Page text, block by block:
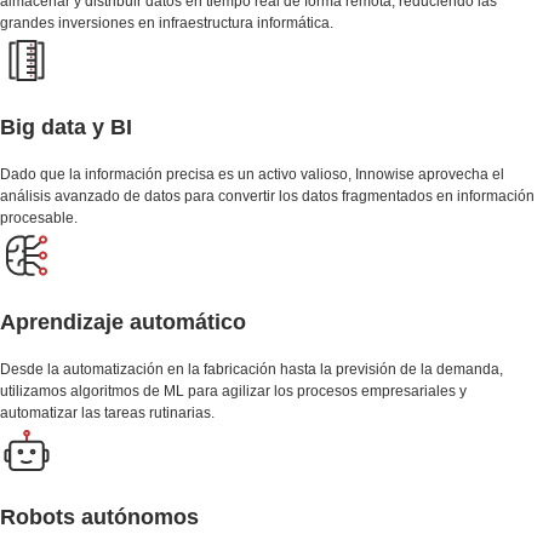
grandes inversiones en infraestructura informática.
Big data y BI
Dado que la información precisa es un activo valioso, Innowise aprovecha el
análisis avanzado de datos para convertir los datos fragmentados en información
procesable.
Aprendizaje automático
Desde la automatización en la fabricación hasta la previsión de la demanda,
utilizamos algoritmos de ML para agilizar los procesos empresariales y
automatizar las tareas rutinarias.
Robots autónomos